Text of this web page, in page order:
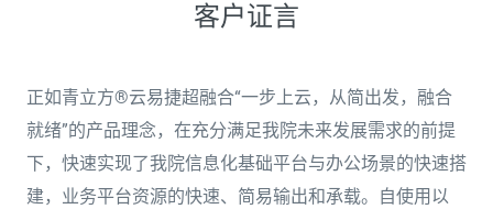
客户证言
正如青立方®云易捷超融合“一步上云，从简出发，融合
就绪”的产品理念，在充分满足我院未来发展需求的前提
下，快速实现了我院信息化基础平台与办公场景的快速搭
建，业务平台资源的快速、简易输出和承载。自使用以